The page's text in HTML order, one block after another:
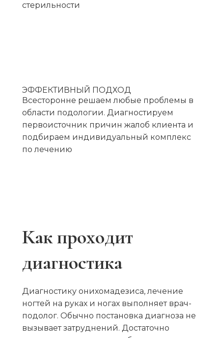
стерильности
ЭФФЕКТИВНЫЙ ПОДХОД
Всесторонне решаем любые проблемы в
области подологии. Диагностируем
первоисточник причин жалоб клиента и
подбираем индивидуальный комплекс
по лечению
Как проходит
диагностика
Диагностику онихомадезиса, лечение
ногтей на руках и ногах выполняет врач-
подолог. Обычно постановка диагноза не
вызывает затруднений. Достаточно